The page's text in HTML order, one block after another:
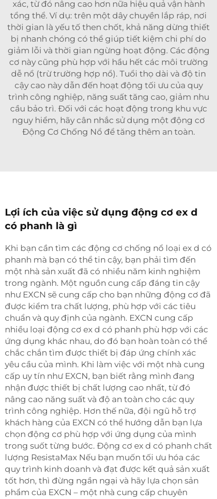
xác, từ đó nâng cao hơn nữa hiệu quả vận hành
tổng thể. Ví dụ: trên một dây chuyền lắp ráp, nơi
thời gian là yếu tố then chốt, khả năng dừng thiết
bị nhanh chóng có thể giúp tiết kiệm chi phí do
giảm lỗi và thời gian ngừng hoạt động. Các động
cơ này cũng phù hợp với hầu hết các môi trường
dễ nổ (trừ trường hợp nổ). Tuổi thọ dài và độ tin
cậy cao này dẫn đến hoạt động tối ưu của quy
trình công nghiệp, năng suất tăng cao, giảm nhu
cầu bảo trì. Đối với các hoạt động trong khu vực
nguy hiểm, hãy cân nhắc sử dụng một động cơ
Động Cơ Chống Nổ để tăng thêm an toàn.
Lợi ích của việc sử dụng động cơ ex d
có phanh là gì
Khi bạn cần tìm các động cơ chống nổ loại ex d có
phanh mà bạn có thể tin cậy, bạn phải tìm đến
một nhà sản xuất đã có nhiều năm kinh nghiệm
trong ngành. Một nguồn cung cấp đáng tin cậy
như EXCN sẽ cung cấp cho bạn những động cơ đã
được kiểm tra chất lượng, phù hợp với các tiêu
chuẩn và quy định của ngành. EXCN cung cấp
nhiều loại động cơ ex d có phanh phù hợp với các
ứng dụng khác nhau, do đó bạn hoàn toàn có thể
chắc chắn tìm được thiết bị đáp ứng chính xác
yêu cầu của mình. Khi làm việc với một nhà cung
cấp uy tín như EXCN, bạn biết rằng mình đang
nhận được thiết bị chất lượng cao nhất, từ đó
nâng cao năng suất và độ an toàn cho các quy
trình công nghiệp. Hơn thế nữa, đội ngũ hỗ trợ
khách hàng của EXCN có thể hướng dẫn bạn lựa
chọn động cơ phù hợp với ứng dụng của mình
trong suốt từng bước. Động cơ ex d có phanh chất
lượng ResistaMax Nếu bạn muốn tối ưu hóa các
quy trình kinh doanh và đạt được kết quả sản xuất
tốt hơn, thì đừng ngần ngại và hãy lựa chọn sản
phẩm của EXCN – một nhà cung cấp chuyên